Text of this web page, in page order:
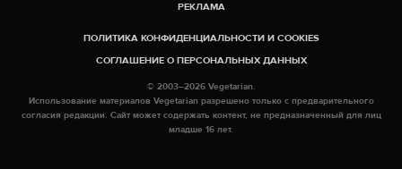
РЕКЛАМА
ПОЛИТИКА КОНФИДЕНЦИАЛЬНОСТИ И COOKIES
СОГЛАШЕНИЕ О ПЕРСОНАЛЬНЫХ ДАННЫХ
© 2003–2026 Vegetarian.
Использование материалов Vegetarian разрешено только с предварительного
согласия редакции. Сайт может содержать контент, не предназначенный для лиц
младше 16 лет.